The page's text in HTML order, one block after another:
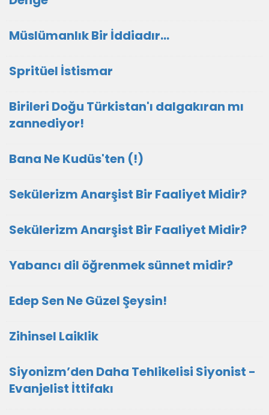
Müslümanlık Bir İddiadır...
Spritüel İstismar
Birileri Doğu Türkistan'ı dalgakıran mı
zannediyor!
Bana Ne Kudüs'ten (!)
Sekülerizm Anarşist Bir Faaliyet Midir?
Sekülerizm Anarşist Bir Faaliyet Midir?
Yabancı dil öğrenmek sünnet midir?
Edep Sen Ne Güzel Şeysin!
Zihinsel Laiklik
Siyonizm’den Daha Tehlikelisi Siyonist -
Evanjelist İttifakı